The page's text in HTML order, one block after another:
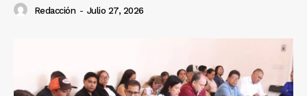
Redacción - Julio 27, 2026